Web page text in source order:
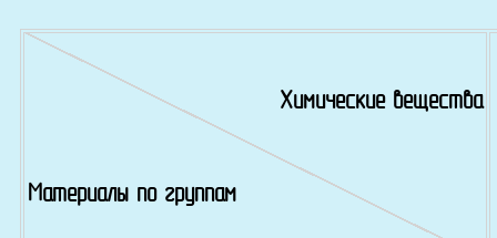
Химические вещества
Материалы по группам